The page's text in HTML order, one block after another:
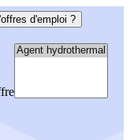
d'emploi ?